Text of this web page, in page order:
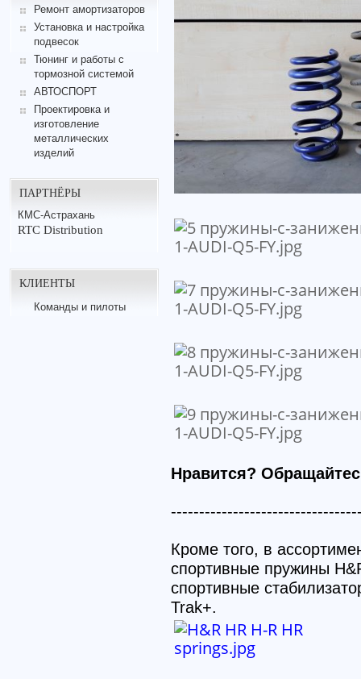
Ремонт амортизаторов
Установка и настройка
подвесок
Тюнинг и работы с
тормозной системой
АВТОСПОРТ
Проектировка и
изготовление
металлических
изделий
ПАРТНЁРЫ
КМС-Астрахань
RTC Distribution
КЛИЕНТЫ
Команды и пилоты
Нравится?
Кроме того, в
спортивные пружины
спортивные
Trak+.